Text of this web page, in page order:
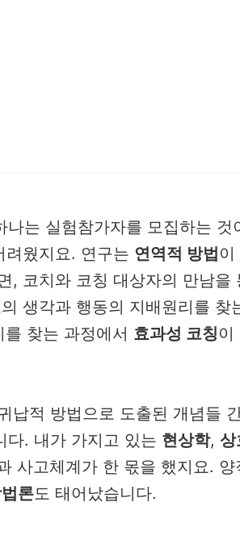
는 실험참가자를 모집하는 것
웠지요. 연구는 연역적 방법이
, 코치와 코칭 대상자의 만남을
생각과 행동의 지배원리를 찾
찾는 과정에서 효과성 코칭이
납적 방법으로 도출된 개념들
다. 내가 가지고 있는 현상학, 상
사고체계가 한 몫을 했지요. 양
론도 태어났습니다.